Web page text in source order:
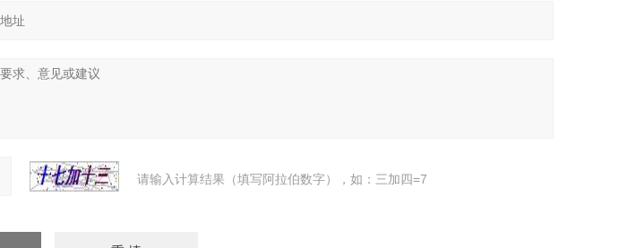
请输入计算结果（填写阿拉伯数字），如：三加四=7